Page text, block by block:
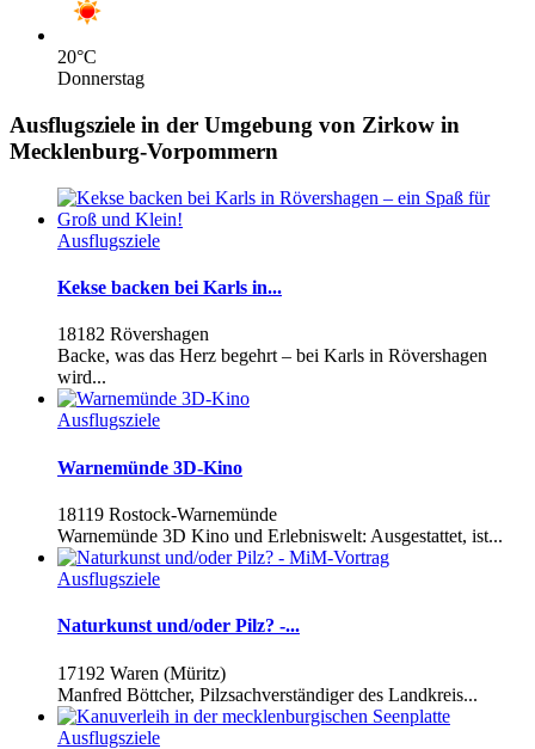
20°C
Donnerstag
Ausflugsziele in der Umgebung von Zirkow in
Mecklenburg-Vorpommern
Ausflugsziele
Kekse backen bei Karls in...
18182 Rövershagen
Backe, was das Herz begehrt – bei Karls in Rövershagen
wird...
Ausflugsziele
Warnemünde 3D-Kino
18119 Rostock-Warnemünde
Warnemünde 3D Kino und Erlebniswelt: Ausgestattet, ist...
Ausflugsziele
Naturkunst und/oder Pilz? -...
17192 Waren (Müritz)
Manfred Böttcher, Pilzsachverständiger des Landkreis...
Ausflugsziele